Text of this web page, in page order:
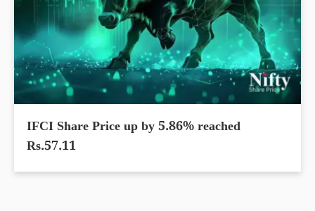
IFCI Share Price up by 5.86% reached
Rs.57.11